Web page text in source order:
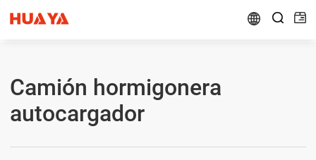
 
Camión hormigonera
autocargador